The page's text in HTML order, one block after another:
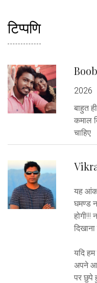
टिप्पणि
2026
बाहुत
कमाल
चाहिए
यह
घमण्ड
यदि हम
अपने
पर छुपे